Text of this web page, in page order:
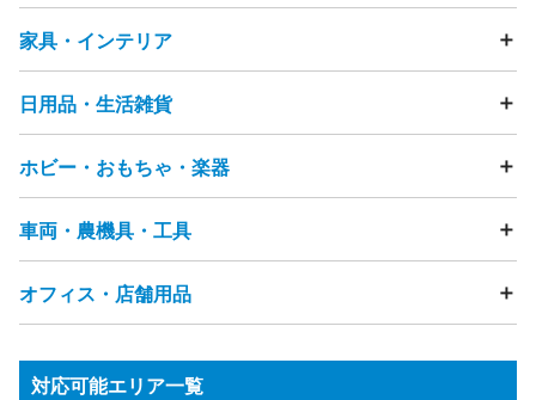
テレビ 冷蔵庫 洗濯機
照明器具・ライト
加湿器 除湿器 空気清浄機
扇風機
電動歯ブラシ
電気カミソリ
スマートフォン・タブレット・携帯電話
カメラ（フィルムカメラ・デジタルカメラ・ビデオカメ
ラ）
コーヒーメーカー
トースター
ジャーポット
食器洗い乾燥機・食洗機
衛星放送用アンテナ
テレビチューナー
オーディオプレーヤー
家具・インテリア
テーブル ソファ
マッサージチェア
ベッド マットレス 布団
座布団
まくら
タンス・カラーボックス
鏡台・ドレッサー
踏み台
カーテン
網戸 雨戸 観葉植物
日用品・生活雑貨
食器・キッチン用品 フライパン
ゴミ箱
物干し竿 ハンガー 突っ張り棒
洗面用品
洋服・衣類
靴 バッグ
ホビー・おもちゃ・楽器
雑誌・漫画・本 おもちゃ
ゲーム機
ゲームコントローラー
ボードゲーム
家庭用遊具
パチンコ台・パチスロ機
アウトドア用品
水槽
車両・農機具・工具
自転車 タイヤ カー用品
チャイルドシート
バッテリー
工具・DIY用品
農機具・草刈機
高圧洗浄機
オフィス・店舗用品
応接セット 事務用品棚 OAラック
パーテーション
受付カウンター
ロッカー
対応可能エリア一覧